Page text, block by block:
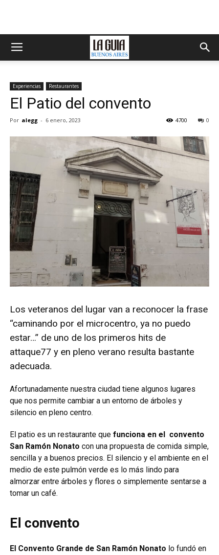
Experiencias Restaurantes
El Patio del convento
Por alegg - 6 enero, 2023 0
4700
Los veteranos del lugar van a reconocer la frase
“caminando por el microcentro, ya no puedo
estar…” de uno de los primeros hits de
attaque77 y en pleno verano resulta bastante
adecuada.
Afortunadamente nuestra ciudad tiene algunos lugares
que nos permite cambiar a un entorno de árboles y
silencio en pleno centro.
El patio es un restaurante que funciona en el convento
San Ramón Nonato con una propuesta de comida simple,
sencilla y a buenos precios. El silencio y el ambiente en el
medio de este pulmón verde es lo más lindo para
almorzar entre árboles y flores o simplemente sentarse a
tomar un café.
El convento
El Convento Grande de San Ramón Nonato lo fundó en